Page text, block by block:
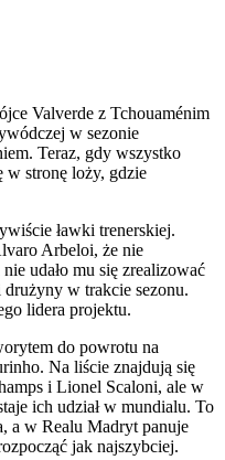
Valverde z Tchouaménim
w sezonie
Teraz, gdy wszystko
w stronę loży, gdzie
ławki trenerskiej.
Arbeloi, że nie
udało mu się zrealizować
w trakcie sezonu.
lidera projektu.
do powrotu na
Na liście znajdują się
i Lionel Scaloni, ale w
ich udział w mundialu. To
a w Realu Madryt panuje
jak najszybciej.